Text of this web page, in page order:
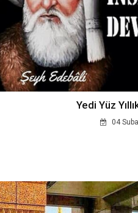
Yedi Yüz
04